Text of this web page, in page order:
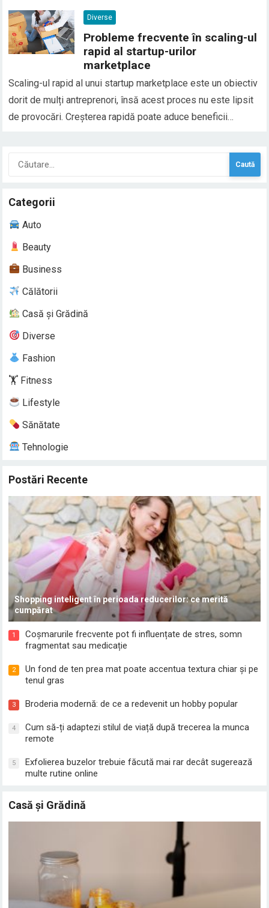
șerpii în vis sunt asociați cu transformarea, frica, trădarea
sau conflictele interioare, dar…
Diverse
Probleme frecvente în scaling-ul
rapid al startup-urilor
marketplace
Scaling-ul rapid al unui startup marketplace este un obiectiv
dorit de mulți antreprenori, însă acest proces nu este lipsit
de provocări. Creșterea rapidă poate aduce beneficii
venituri mai mari, dar și riscuri asociate cu complexitatea
gestionării unei afaceri care…
Caută
după:
Categorii
Auto
Beauty
Business
Călătorii
Casă și Grădină
Diverse
Fashion
🏋️ Fitness
Lifestyle
Sănătate
Tehnologie
Postări Recente
Shopping inteligent în perioada reducerilor: ce merită
cumpărat
1
Coșmarurile frecvente pot fi influențate de stres, somn
fragmentat sau medicație
2
Un fond de ten prea mat poate accentua textura chiar și pe
tenul gras
3 Broderia modernă: de ce a redevenit un hobby popular
4
Cum să-ți adaptezi stilul de viață după trecerea la munca
remote
5
Exfolierea buzelor trebuie făcută mai rar decât sugerează
multe rutine online
Casă și Grădină